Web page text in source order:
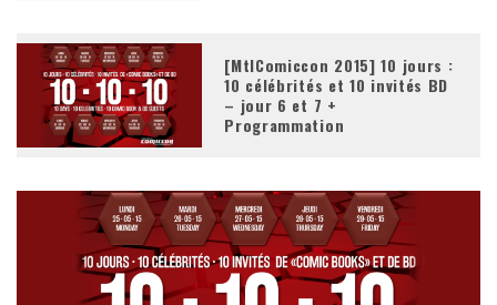
[MtlComiccon 2015] 10 jours :
10 célébrités et 10 invités BD
– jour 6 et 7 +
Programmation